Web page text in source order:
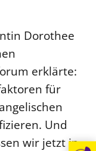
Dorothee
erklärte:
für
Und
wir jetzt in